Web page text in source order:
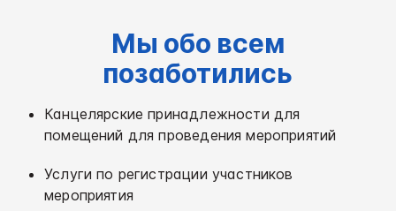
Мы обо всем
позаботились
Канцелярские принадлежности для
помещений для проведения мероприятий
Услуги по регистрации участников
мероприятия